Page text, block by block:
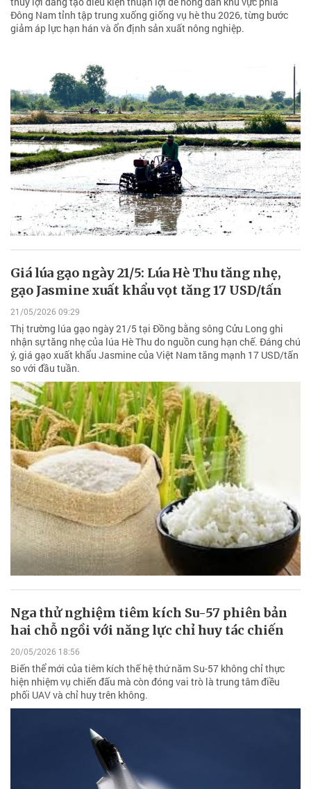
Đông Nam tỉnh tập trung xuống giống vụ hè thu 2026, từng bước
giảm áp lực hạn hán và ổn định sản xuất nông nghiệp.
Giá lúa gạo ngày 21/5: Lúa Hè Thu tăng nhẹ,
gạo Jasmine xuất khẩu vọt tăng 17 USD/tấn
21/05/2026 09:29
Thị trường lúa gạo ngày 21/5 tại Đồng bằng sông Cửu Long ghi
nhận sự tăng nhẹ của lúa Hè Thu do nguồn cung hạn chế. Đáng chú
ý, giá gạo xuất khẩu Jasmine của Việt Nam tăng mạnh 17 USD/tấn
so với đầu tuần.
Nga thử nghiệm tiêm kích Su-57 phiên bản
hai chỗ ngồi với năng lực chỉ huy tác chiến
20/05/2026 18:56
Biến thể mới của tiêm kích thế hệ thứ năm Su-57 không chỉ thực
hiện nhiệm vụ chiến đấu mà còn đóng vai trò là trung tâm điều
phối UAV và chỉ huy trên không.